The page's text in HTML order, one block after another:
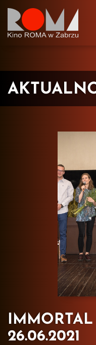
26.06.2021